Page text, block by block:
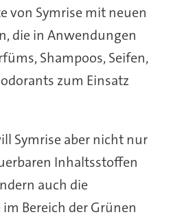
von Symrise mit neuen
die in Anwendungen
Shampoos, Seifen,
zum Einsatz
Symrise aber nicht nur
Inhaltsstoffen
auch die
Bereich der Grünen